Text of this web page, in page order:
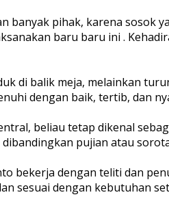
banyak pihak, karena sosok
baru baru ini .
di balik meja, melainkan
dengan baik, tertib, dan
beliau tetap dikenal
pujian atau
bekerja dengan teliti dan
sesuai dengan kebutuhan